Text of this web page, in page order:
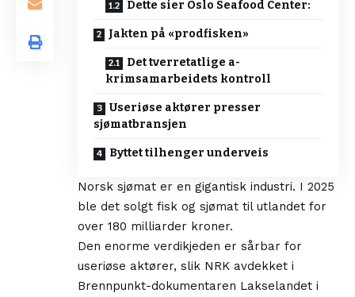
Dette sier Oslo Seafood Center:
Jakten på «prodfisken»
Det tverretatlige a-
krimsamarbeidets kontroll
Useriøse aktører presser
sjømatbransjen
Byttet tilhenger underveis
Norsk sjømat er en gigantisk industri. I 2025
ble det solgt fisk og sjømat til utlandet for
over 180 milliarder kroner.
Den enorme verdikjeden er sårbar for
useriøse aktører, slik NRK avdekket i
Brennpunkt-dokumentaren Lakselandet i